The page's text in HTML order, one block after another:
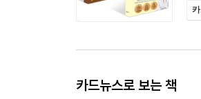
카드뉴스로 보는 책